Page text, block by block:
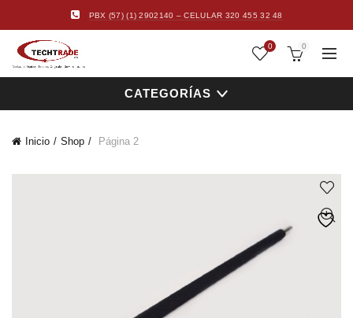
PBX (57) (1) 2902140 – CELULAR 320 455 32 48
0 0
CATEGORÍAS
Inicio Shop Página 2